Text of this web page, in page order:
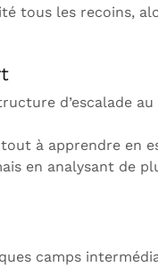
tous les recoins,
d’escalade
à apprendre en
en analysant de
camps